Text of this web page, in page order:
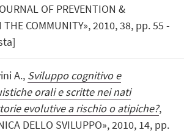
OF PREVENTION &
THE COMMUNITY», 2010, 38, pp. 55 -
A., Sviluppo cognitivo e
orali e scritte nei nati
evolutive a rischio o atipiche?,
DELLO SVILUPPO», 2010, 14, pp.